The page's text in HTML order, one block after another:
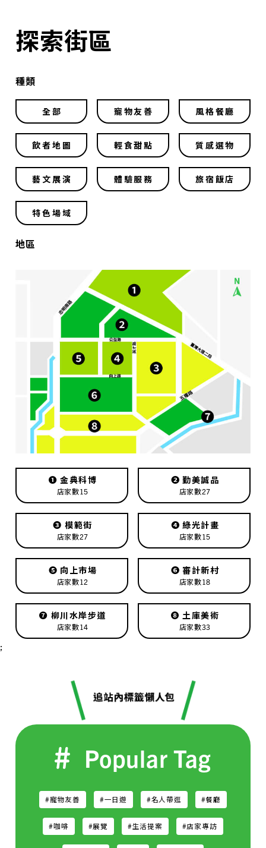
探索街區
種類
全部 寵物友善 風格餐廳
飲者地圖 輕食甜點 質感選物
藝文展演 體驗服務 旅宿飯店
特色場域
地區
❶金典科博
店家數15
❷勤美誠品
店家數27
❸模範街
店家數27
❹綠光計畫
店家數15
❺ 向上市場
店家數12
❻審計新村
店家數18
❼柳川水岸步道
店家數14
❽ 土庫美術
店家數33
;
Popular Tag
#寵物友善 #一日遊 #名人帶逛 #餐廳
#咖啡 #展覽 #生活提案 #店家專訪